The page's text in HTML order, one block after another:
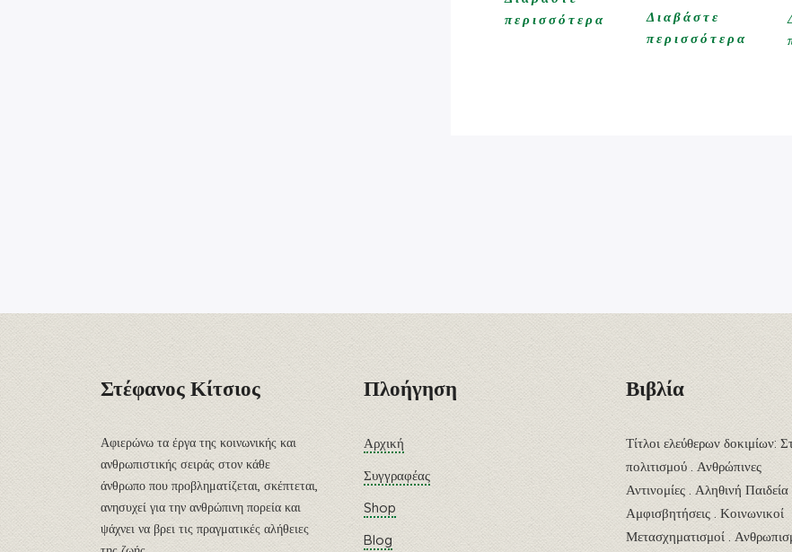
περισσότερα
Διαβάστε
περισσότερα
Στέφανος Κίτσιος
Αφιερώνω τα έργα της κοινωνικής και
ανθρωπιστικής σειράς στον κάθε
άνθρωπο που προβληματίζεται, σκέπτεται,
ανησυχεί για την ανθρώπινη πορεία και
ψάχνει να βρει τις πραγματικές αλήθειες
Πλοήγηση
Αρχική
Συγγραφέας
Shop
Blog
Βιβλία
Τίτλοι ελεύθερων δοκιμίων:
πολιτισμού . Ανθρώπινες
Αντινομίες . Αληθινή
Αμφισβητήσεις . Κοινωνικοί
Μετασχηματισμοί .